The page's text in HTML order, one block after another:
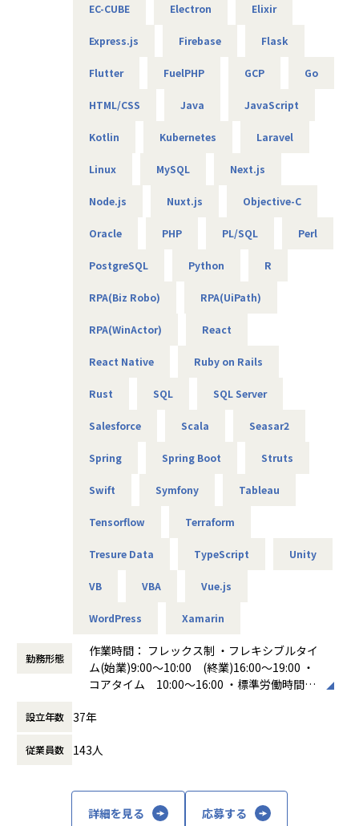
・RAG機能を搭載した、(閉域接続可能な)生成AIの開発
・鉄道会社向け、AIを活用した需要予測とシステム開発
・WEB広告最適化に向けたデータ分析、PoC開発 など
当社は社長を含め、社員構成の9割以上がエンジニアです。
りたい」という想いを込めて創業したため、
働き方を考慮して下記環境を用意しています。
・9割以上がリモート（年に数回程度の出社メンバーも）
・有給消化日数は18.5日（夏季休暇含む）
【業務の変更の範囲】
EC-CUBE Electron Elixir
Express.js Firebase Flask
Flutter FuelPHP GCP Go
HTML/CSS Java JavaScript
Kotlin Kubernetes Laravel
Linux MySQL Next.js
Node.js Nuxt.js Objective-C
Oracle PHP PL/SQL Perl
PostgreSQL Python R
RPA(Biz Robo) RPA(UiPath)
RPA(WinActor) React
React Native Ruby on Rails
Rust SQL SQL Server
Salesforce Scala Seasar2
Spring Spring Boot Struts
Swift Symfony Tableau
Tensorflow Terraform
Tresure Data TypeScript Unity
VB VBA Vue.js
WordPress Xamarin
勤務形態
作業時間： フレックス制 ・フレキシブルタイ
ム(始業)9:00～10:00 (終業)16:00～19:00 ・
コアタイム 10:00～16:00 ・標準労働時間
働き方：
休憩時間： 60分
設立年数 37年
従業員数 143人
詳細を見る 応募する